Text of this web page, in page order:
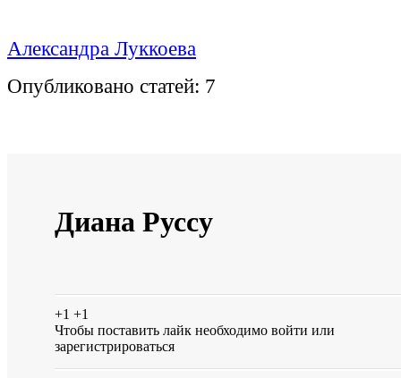
Александра Луккоева
Опубликовано статей: 7
Диана Руссу
+1 +1
Чтобы поставить лайк необходимо войти или
зарегистрироваться